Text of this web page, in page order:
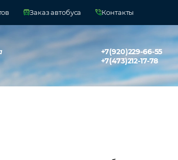
Заказ автобуса Контакты
+7(920)229-66-55
+7(473)212-17-78